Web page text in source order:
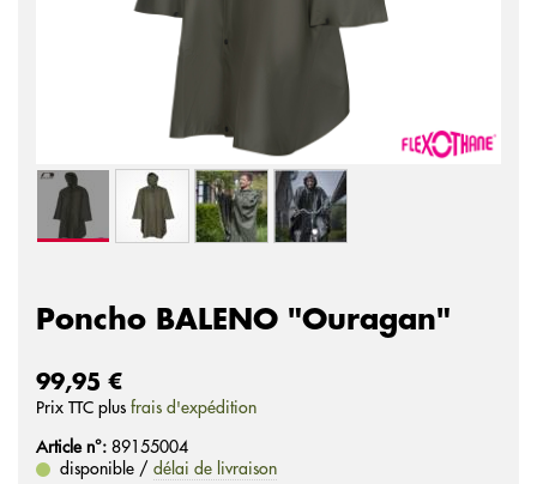
Poncho BALENO "Ouragan"
99,95 €
Prix ​​TTC plus frais d'expédition
Article n°: 89155004
disponible / délai de livraison